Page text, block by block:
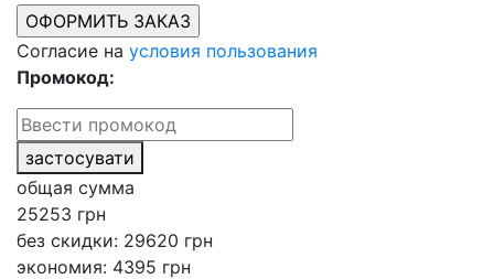
Согласие на условия пользования
Промокод:
застосувати
общая сумма
25253 грн
без скидки: 29620 грн
экономия: 4395 грн